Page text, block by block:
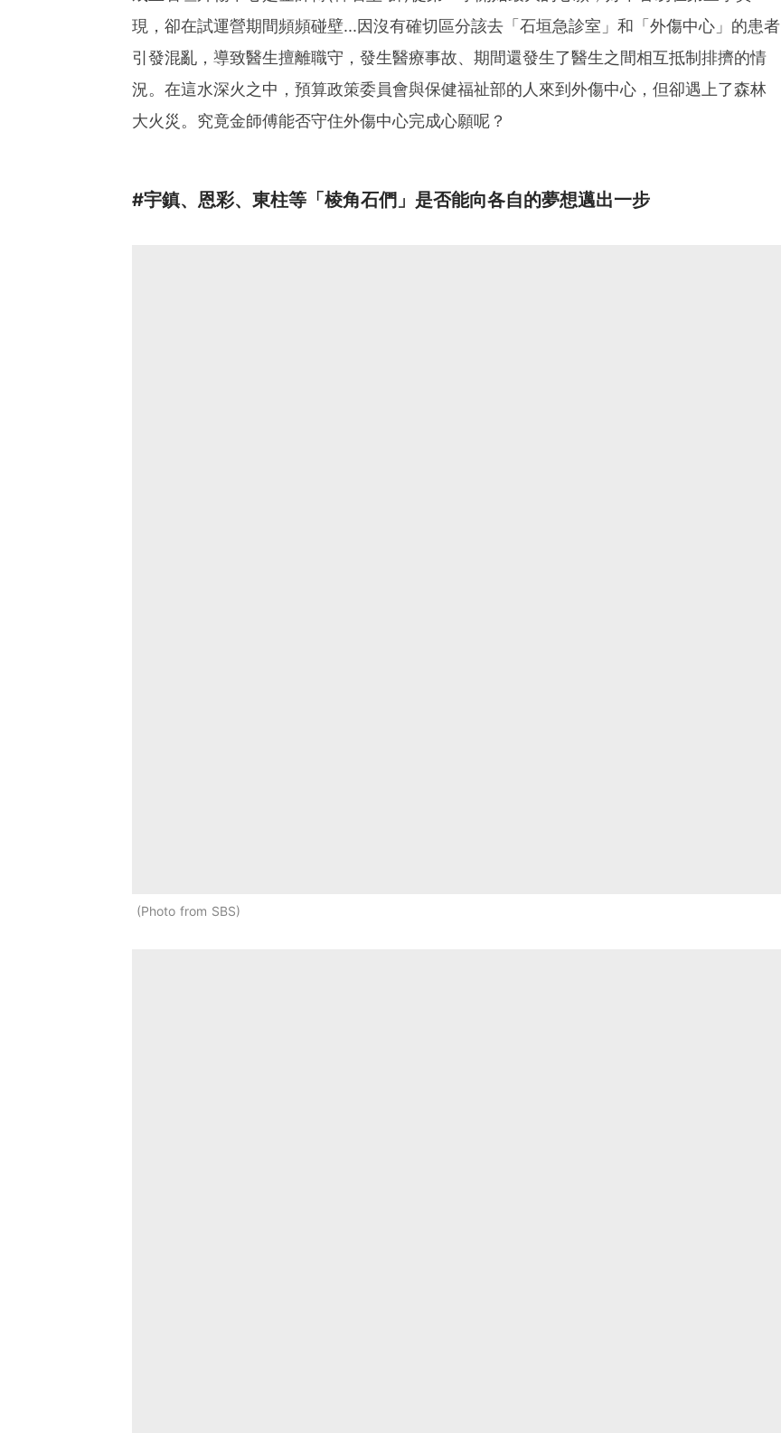
現，卻在試運營期間頻頻碰壁...因沒有確切區分該去「石垣急診室」和「外傷中心」的患者
引發混亂，導致醫生擅離職守，發生醫療事故、期間還發生了醫生之間相互抵制排擠的情
況。在這水深火之中，預算政策委員會與保健福祉部的人來到外傷中心，但卻遇上了森林
大火災。究竟金師傅能否守住外傷中心完成心願呢？
#宇鎮、恩彩、東柱等「棱角石們」是否能向各自的夢想邁出一步
Photo from SBS